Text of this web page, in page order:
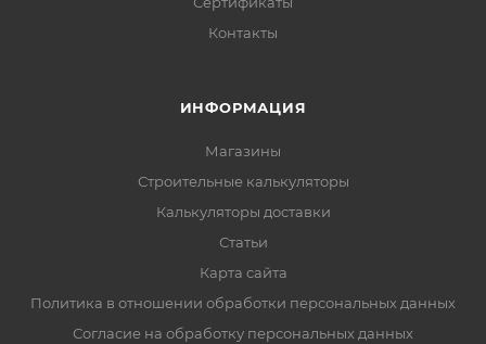
поверхностей, эксплуатируемых как снаружи, так и
затруднена в силу ряда причин: крупных габаритов
Контакты
ИНФОРМАЦИЯ
Магазины
Строительные калькуляторы
Калькуляторы доставки
Статьи
Карта сайта
Политика в отношении обработки персональных данных
Согласие на обработку персональных данных